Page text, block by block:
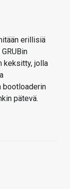
erillisiä
keksitty, jolla
bootloaderin
pätevä.